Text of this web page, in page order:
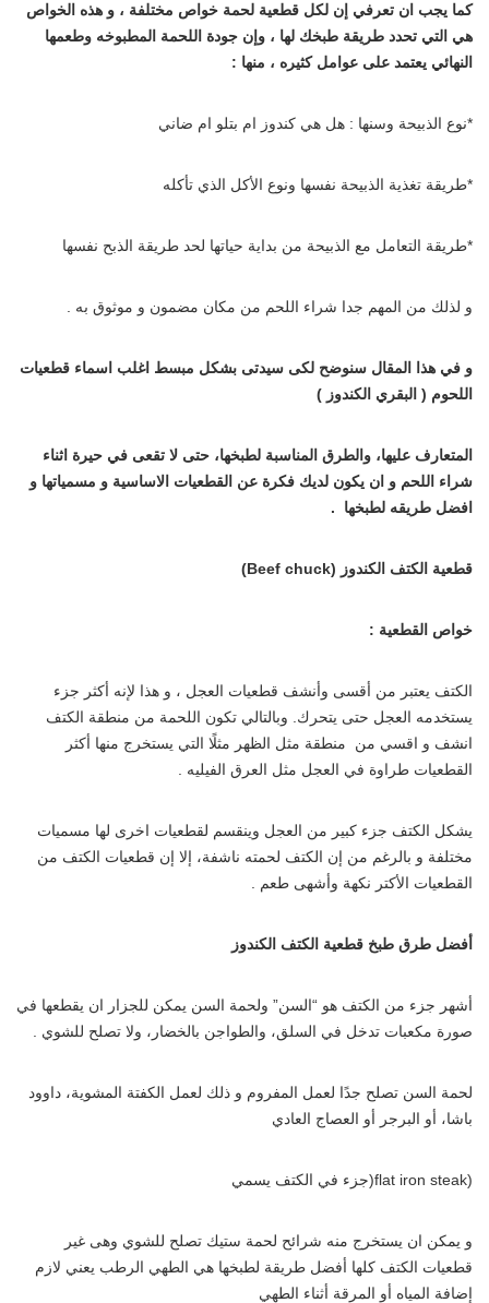
كما يجب ان تعرفي إن لكل قطعية لحمة خواص مختلفة ، و هذه الخواص
هي التي تحدد طريقة طبخك لها ، وإن جودة اللحمة المطبوخه وطعمها
النهائي يعتمد على عوامل كثيره ، منها :
*نوع الذبيحة وسنها : هل هي كندوز ام بتلو ام ضاني
*طريقة تغذية الذبيحة نفسها ونوع الأكل الذي تأكله
*طريقة التعامل مع الذبيحة من بداية حياتها لحد طريقة الذبح نفسها
و لذلك من المهم جدا شراء اللحم من مكان مضمون و موثوق به .
و في هذا المقال سنوضح لكى سيدتى بشكل مبسط اغلب اسماء قطعيات
اللحوم ( البقري الكندوز )
المتعارف عليها، والطرق المناسبة لطبخها، حتى لا تقعى في حيرة اثناء
شراء اللحم و ان يكون لديك فكرة عن القطعيات الاساسية و مسمياتها و
افضل طريقه لطبخها .
قطعية الكتف الكندوز (Beef chuck)
خواص القطعية :
الكتف يعتبر من أقسى وأنشف قطعيات العجل ، و هذا لإنه أكثر جزء
يستخدمه العجل حتى يتحرك. وبالتالي تكون اللحمة من منطقة الكتف
انشف و اقسي من منطقة مثل الظهر مثلًا التي يستخرج منها أكثر
القطعيات طراوة في العجل مثل العرق الفيليه .
يشكل الكتف جزء كبير من العجل وينقسم لقطعيات اخرى لها مسميات
مختلفة و بالرغم من إن الكتف لحمته ناشفة، إلا إن قطعيات الكتف من
القطعيات الأكتر نكهة وأشهى طعم .
أفضل طرق طبخ قطعية الكتف الكندوز
أشهر جزء من الكتف هو “السن” ولحمة السن يمكن للجزار ان يقطعها في
صورة مكعبات تدخل في السلق، والطواجن بالخضار، ولا تصلح للشوي .
لحمة السن تصلح جدًا لعمل المفروم و ذلك لعمل الكفتة المشوية، داوود
باشا، أو البرجر أو العصاج العادي
(flat iron steak(جزء في الكتف يسمي
و يمكن ان يستخرج منه شرائح لحمة ستيك تصلح للشوي وهى غير
قطعيات الكتف كلها أفضل طريقة لطبخها هي الطهي الرطب يعني لازم
إضافة المياه أو المرقة أثناء الطهي